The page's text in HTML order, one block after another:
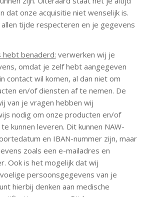
dat onze acquisitie niet wenselijk is.
tijde respecteren en je gegevens
hebt benaderd: verwerken wij je
omdat je zelf hebt aangegeven
contact wil komen, al dan niet om
en/of diensten af te nemen. De
van je vragen hebben wij
nodig om onze producten en/of
kunnen leveren. Dit kunnen NAW-
en IBAN-nummer zijn, maar
zoals een e-mailadres en
Ook is het mogelijk dat wij
persoonsgegevens van je
hierbij denken aan medische